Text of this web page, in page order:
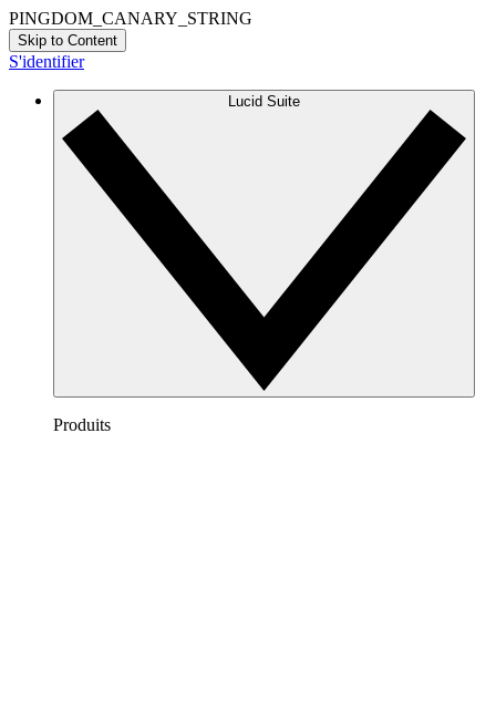
PINGDOM_CANARY_STRING
Skip to Content
S'identifier
Lucid Suite
Produits